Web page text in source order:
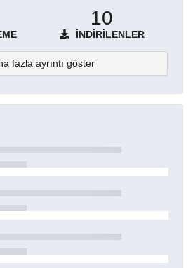
10
İNDIRILENLER
fazla ayrıntı göster